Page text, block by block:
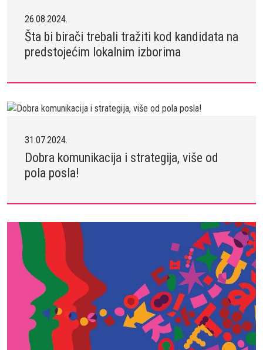
26.08.2024.
Šta bi birači trebali tražiti kod kandidata na
predstojećim lokalnim izborima
31.07.2024.
Dobra komunikacija i strategija, više od
pola posla!